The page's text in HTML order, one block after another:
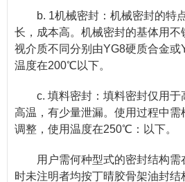
b. 1机械密封：机械密封的特
长，成本高。机械密封的基体用不
视介质不同分别由YG8硬质合金或
温度在200℃以下。
c. 填料密封：填料密封仅用
高温，有少量泄漏。使用过程中
调整，使用温度在250℃：以下。
用户需何种型式的密封结构
时未注明者均按丁晴胶骨架油封结